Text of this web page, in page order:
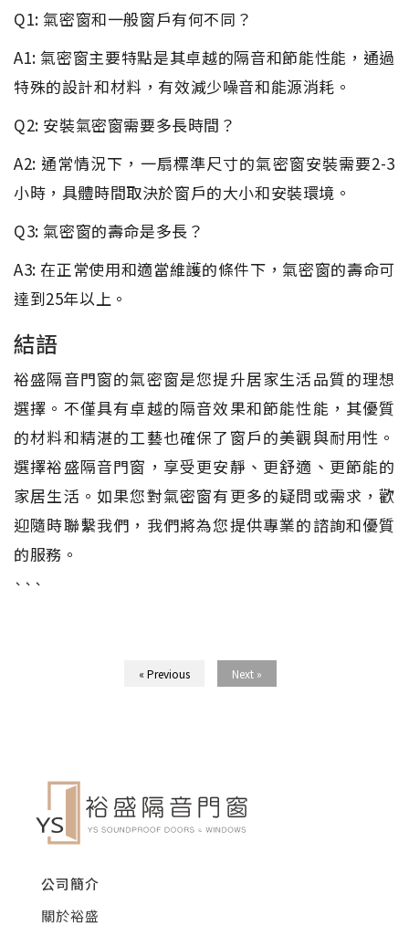
Q1: 氣密窗和一般窗戶有何不同？
A1: 氣密窗主要特點是其卓越的隔音和節能性能，通過
特殊的設計和材料，有效減少噪音和能源消耗。
Q2: 安裝氣密窗需要多長時間？
A2: 通常情況下，一扇標準尺寸的氣密窗安裝需要2-3
小時，具體時間取決於窗戶的大小和安裝環境。
Q3: 氣密窗的壽命是多長？
A3: 在正常使用和適當維護的條件下，氣密窗的壽命可
達到25年以上。
結語
裕盛隔音門窗的氣密窗是您提升居家生活品質的理想
選擇。不僅具有卓越的隔音效果和節能性能，其優質
的材料和精湛的工藝也確保了窗戶的美觀與耐用性。
選擇裕盛隔音門窗，享受更安靜、更舒適、更節能的
家居生活。如果您對氣密窗有更多的疑問或需求，歡
迎隨時聯繫我們，我們將為您提供專業的諮詢和優質
的服務。
```
« Previous Next »
公司簡介
關於裕盛